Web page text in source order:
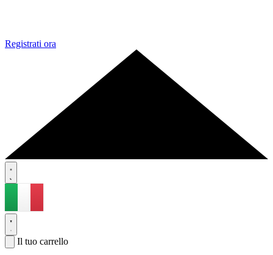
Registrati ora
Il tuo carrello